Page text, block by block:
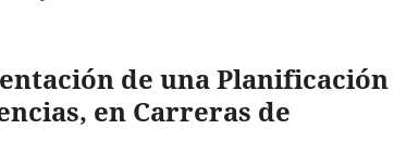
de una Planificación
en Carreras de